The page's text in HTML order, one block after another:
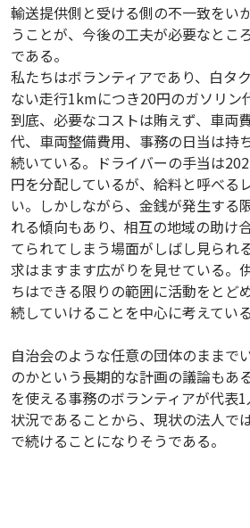
輸送提供側と受ける側の不一致をい
うことが、今後の工夫が必要なとこ
である。
私たちはボランティアであり、白タ
ない走行1kmにつき20円のガソリン
到底、必要なコストは賄えず、車両
代、車両整備費用、事務の日当は持
続いている。ドライバーの手当は
円を分配しているが、給料と呼べる
い。しかしながら、金銭が発生する
れる傾向もあり、相互の地域の助け
てられてしまう場面がしばし見られ
求はますます広がりを見せている。
ちはできる限りの範囲に活動をとど
続していけることを中心に考えている
自治会のような任意の団体のままで
のかという長期的な計画の議論もあ
を使える事務のボランティアが代表
状況であることから、現状の法人で
で続けることになりそうである。